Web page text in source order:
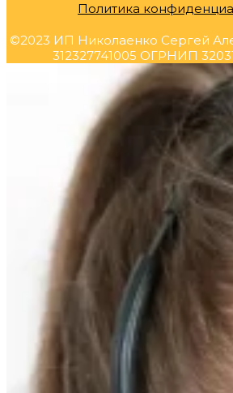
Политика
©2023 ИП Николаенко Сергей
312327741005 ОГРНИП